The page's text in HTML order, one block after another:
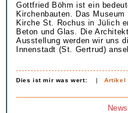
Gottfried Böhm ist ein
Kirchenbauten. Das
Kirche St. Rochus in Jülich
Beton und Glas. Die
Ausstellung werden wir uns
Innenstadt (St. Gertrud)
Dies ist mir was wert: |Artikel